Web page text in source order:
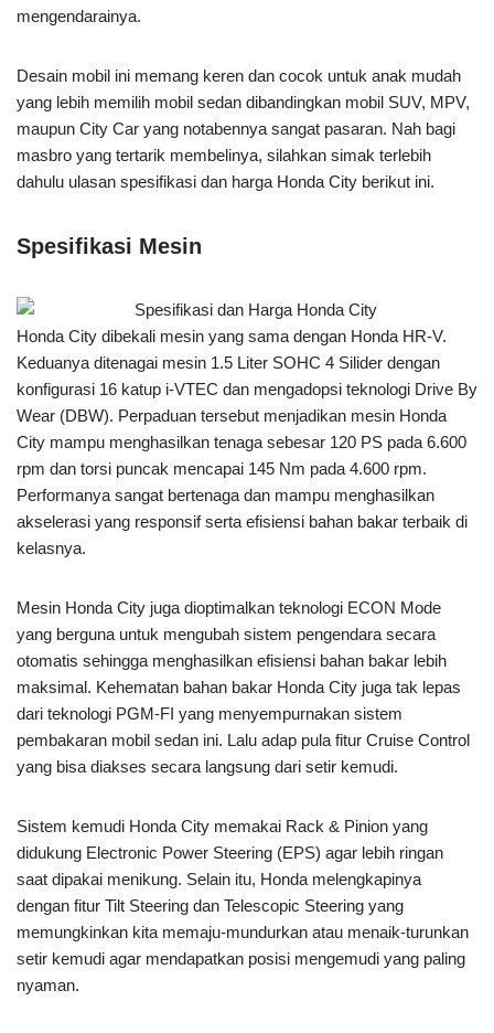
mengendarainya.
Desain mobil ini memang keren dan cocok untuk anak mudah
yang lebih memilih mobil sedan dibandingkan mobil SUV, MPV,
maupun City Car yang notabennya sangat pasaran. Nah bagi
masbro yang tertarik membelinya, silahkan simak terlebih
dahulu ulasan spesifikasi dan harga Honda City berikut ini.
Spesifikasi Mesin
Honda City dibekali mesin yang sama dengan Honda HR-V.
Keduanya ditenagai mesin 1.5 Liter SOHC 4 Silider dengan
konfigurasi 16 katup i-VTEC dan mengadopsi teknologi Drive By
Wear (DBW). Perpaduan tersebut menjadikan mesin Honda
City mampu menghasilkan tenaga sebesar 120 PS pada 6.600
rpm dan torsi puncak mencapai 145 Nm pada 4.600 rpm.
Performanya sangat bertenaga dan mampu menghasilkan
akselerasi yang responsif serta efisiensi bahan bakar terbaik di
kelasnya.
Mesin Honda City juga dioptimalkan teknologi ECON Mode
yang berguna untuk mengubah sistem pengendara secara
otomatis sehingga menghasilkan efisiensi bahan bakar lebih
maksimal. Kehematan bahan bakar Honda City juga tak lepas
dari teknologi PGM-FI yang menyempurnakan sistem
pembakaran mobil sedan ini. Lalu adap pula fitur Cruise Control
yang bisa diakses secara langsung dari setir kemudi.
Sistem kemudi Honda City memakai Rack & Pinion yang
didukung Electronic Power Steering (EPS) agar lebih ringan
saat dipakai menikung. Selain itu, Honda melengkapinya
dengan fitur Tilt Steering dan Telescopic Steering yang
memungkinkan kita memaju-mundurkan atau menaik-turunkan
setir kemudi agar mendapatkan posisi mengemudi yang paling
nyaman.